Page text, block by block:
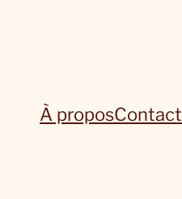
À proposContact